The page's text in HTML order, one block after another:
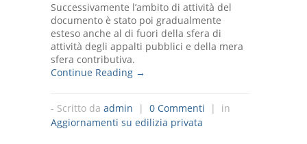
Successivamente l’ambito di attività del
documento è stato poi gradualmente
esteso anche al di fuori della sfera di
attività degli appalti pubblici e della mera
sfera contributiva.
Continue Reading →
- Scritto da admin | 0 Commenti | in
Aggiornamenti su edilizia privata